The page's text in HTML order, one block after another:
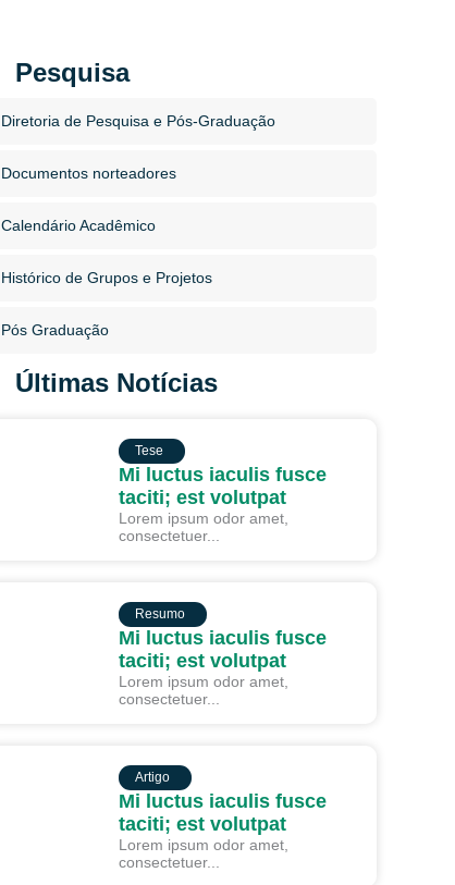
Pesquisa
Diretoria de Pesquisa e Pós-Graduação
Documentos norteadores
Calendário Acadêmico
Histórico de Grupos e Projetos
Pós Graduação
Últimas Notícias
Tese
Mi luctus iaculis fusce
taciti; est volutpat
Lorem ipsum odor amet,
consectetuer...
Resumo
Mi luctus iaculis fusce
taciti; est volutpat
Lorem ipsum odor amet,
consectetuer...
Artigo
Mi luctus iaculis fusce
taciti; est volutpat
Lorem ipsum odor amet,
consectetuer...